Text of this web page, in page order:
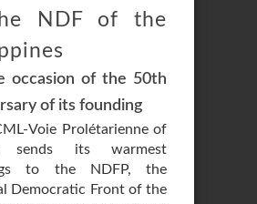
NDF of the
occasion of the 50th
of its founding
Voie Prolétarienne of
sends its warmest
to the NDFP, the
Democratic Front of the